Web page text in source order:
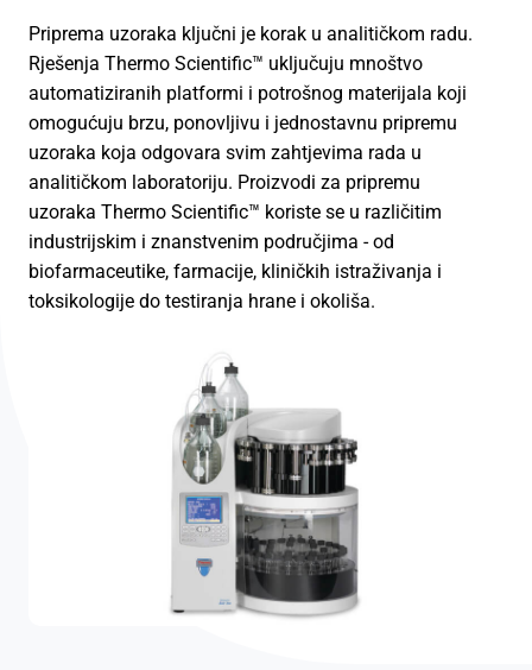
Priprema uzoraka ključni je korak u analitičkom radu.
Rješenja Thermo Scientific™ uključuju mnoštvo
automatiziranih platformi i potrošnog materijala koji
omogućuju brzu, ponovljivu i jednostavnu pripremu
uzoraka koja odgovara svim zahtjevima rada u
analitičkom laboratoriju. Proizvodi za pripremu
uzoraka Thermo Scientific™ koriste se u različitim
industrijskim i znanstvenim područjima - od
biofarmaceutike, farmacije, kliničkih istraživanja i
toksikologije do testiranja hrane i okoliša.